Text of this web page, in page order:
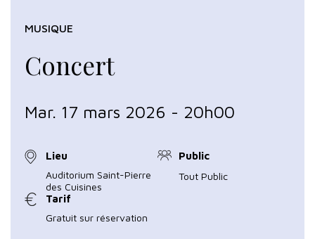
Concert
MUSIQUE
Mar. 17 mars 2026 - 20h00
Lieu
Auditorium Saint-Pierre
des Cuisines
Public
Tout Public
Tarif
Gratuit sur réservation